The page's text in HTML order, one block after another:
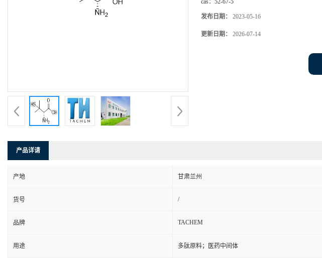
cas： 52-67-5
发布日期： 2023-05-16
更新日期： 2026-07-14
产品详请
产地 甘肃兰州
货号 /
品牌 TACHEM
用途 多肽原料；医药中间体